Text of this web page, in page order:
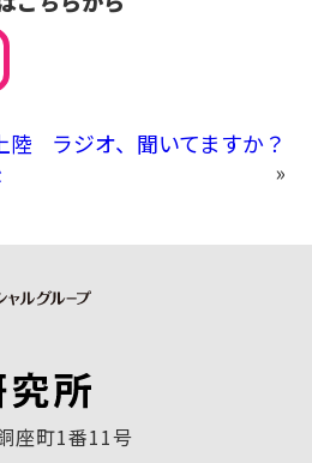
陸
ラジオ、聞いてますか？
»
座町1番11号